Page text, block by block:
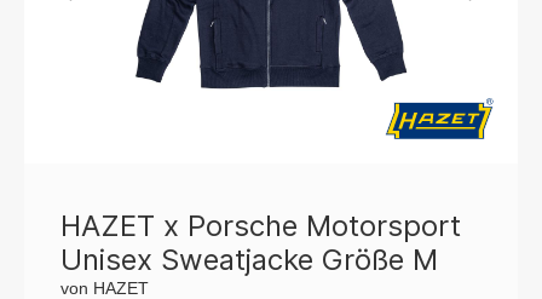
HAZET x Porsche Motorsport
Unisex Sweatjacke Größe M
von HAZET